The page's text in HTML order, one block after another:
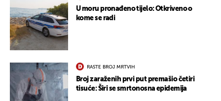
U moru pronađeno tijelo: Otkriveno o
kome se radi
RASTE BROJ MRTVIH
Broj zaraženih prvi put premašio četiri
tisuće: Širi se smrtonosna epidemija